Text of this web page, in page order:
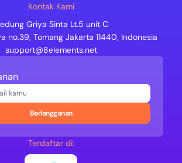
Kontak Kami
Griya Sinta Lt.5 unit C
no.39, Tomang Jakarta 11440, Indonesia
support@8elements.net
Berlangganan
Terdaftar di: